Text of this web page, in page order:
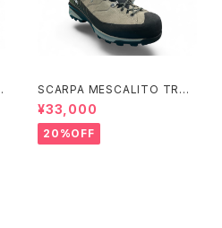
SCARPA MESCALITO TRKG
TX (#42)トウプ
¥33,000
20%OFF